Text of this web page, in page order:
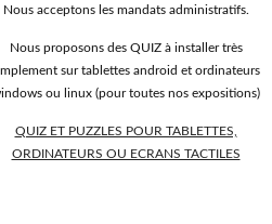
Nous acceptons les mandats administratifs.
Nous proposons des QUIZ à installer très
sur tablettes android et ordinateurs
ou linux (pour toutes nos expositions)
QUIZ ET PUZZLES POUR TABLETTES,
ORDINATEURS OU ECRANS TACTILES